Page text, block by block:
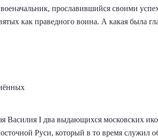
прославившийся своими
как праведного воина. А какая была
Василия I два выдающихся московских
Руси, который в то время служил